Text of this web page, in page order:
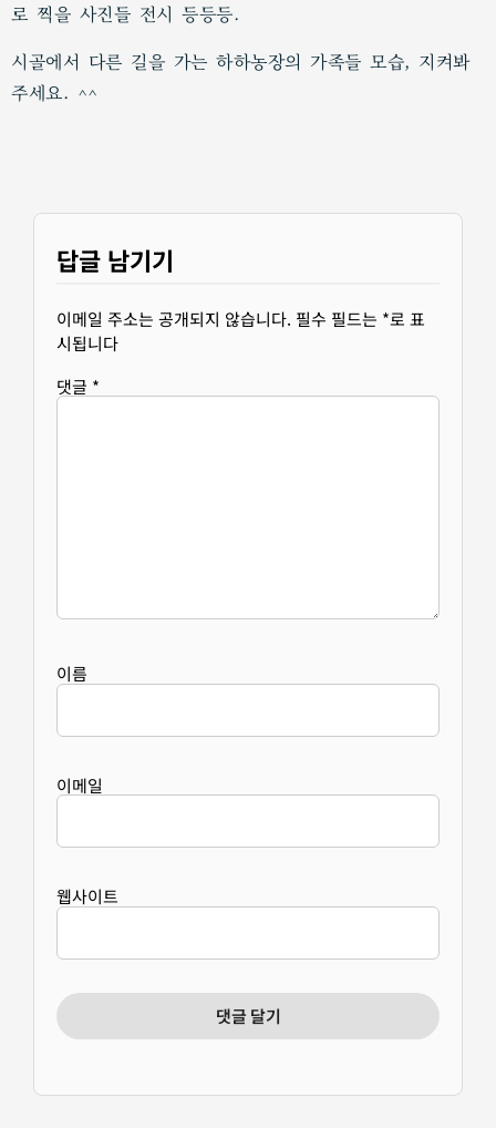
로 찍을 사진들 전시 등등등.
시골에서 다른 길을 가는 하하농장의 가족들 모습, 지켜봐
주세요. ^^
답글 남기기
이메일 주소는 공개되지 않습니다. 필수 필드는 *로 표
시됩니다
댓글 *
이름
이메일
웹사이트